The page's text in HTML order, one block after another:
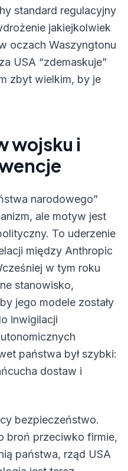
standard regulacyjny
jakiejkolwiek
oczach Waszyngtonu
USA “zdemaskuje”
zbyt wielkim, by je
wojsku i
narodowego”
ale motyw jest
To uderzenie
między Anthropic
w tym roku
stanowisko,
jego modele zostały
inwigilacji
państwa był szybki:
dostaw i
bezpieczeństwo.
broń przeciwko firmie,
państwa, rząd USA